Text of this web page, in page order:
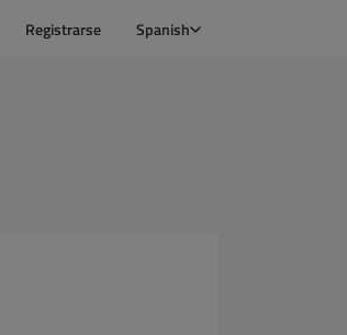
Registrarse Spanish